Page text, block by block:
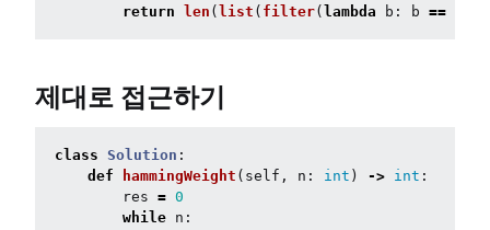
return
len ( list ( filter( lambda b : b ==
제대로 접근하기
class Solution :
def
hammingWeight ( self , n : int ) -> int :
res = 0
while n :